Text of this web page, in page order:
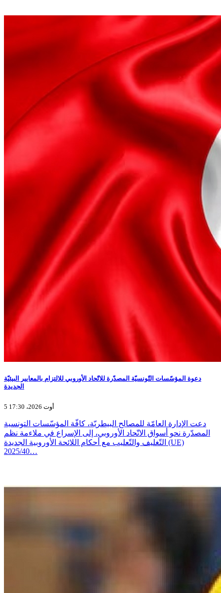
دعوة المؤسّسات التّونسيّة المصدّرة للاتّحاد الأوروبي للالتزام بالمعايير البيئيّة
الجديدة
5 أوت 2026، 17:30
دعت الإدارة العامّة للمصالح البيطريّة، كافّة المؤسّسات التونسية
المصدّرة نحو أسواق الاتّحاد الأوروبي، إلى الإسراع في ملاءمة نظم
التّغليف والتّعليب مع أحكام اللائحة الأوروبية الجديدة (UE)
2025/40…